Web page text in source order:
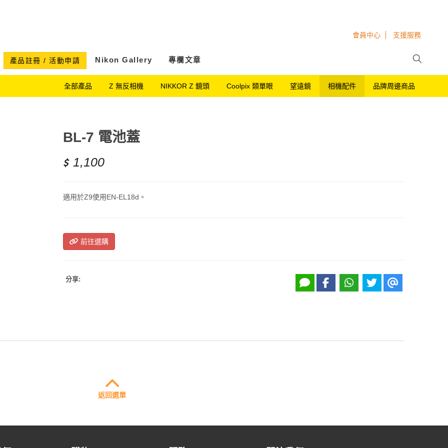
會員中心 支援服務
產品註冊 / 活動申請 Nikon Gallery 專欄文章
全部產品 Z 無反相機 NIKKOR Z 鏡頭 Coolpix 類單眼 望遠鏡 相機配件 品牌周邊商品
BL-7 電池蓋
1,100
適用於Z9使用EN-EL18d。
前往選購
分享:
返回選單